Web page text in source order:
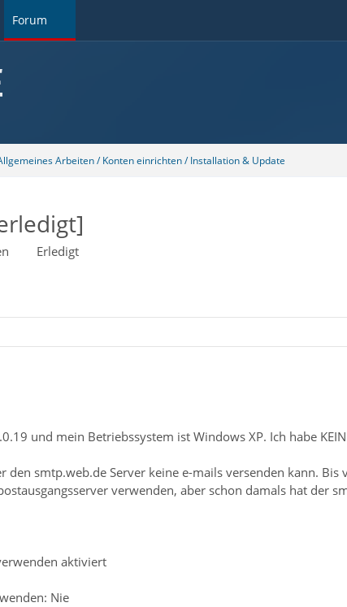
Forum
Arbeiten / Konten einrichten / Installation & Update
Erledigt
und mein Betriebssystem ist Windows XP. Ich habe
den smtp.web.de Server keine e-mails versenden kann.
verwenden, aber schon damals hat der
aktiviert
Nie